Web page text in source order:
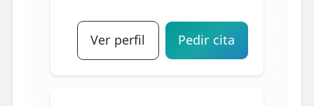
Ver perfil Pedir cita